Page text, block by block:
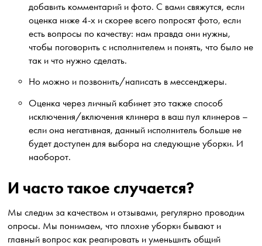
добавить комментарий и фото. С вами свяжутся, если
оценка ниже 4-х и скорее всего попросят фото, если
есть вопросы по качеству: нам правда они нужны,
чтобы поговорить с исполнителем и понять, что было не
так и что нужно сделать.
Но можно и позвонить/написать в мессенджеры.
Оценка через личный кабинет это также способ
исключения/включения клинера в ваш пул клинеров –
если она негативная, данный исполнитель больше не
будет доступен для выбора на следующие уборки. И
наоборот.
И часто такое случается?
Мы следим за качеством и отзывами, регулярно проводим
опросы. Мы понимаем, что плохие уборки бывают и
главный вопрос как реагировать и уменьшить общий